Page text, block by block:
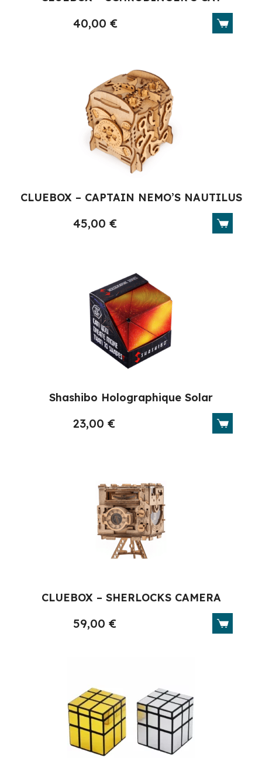
40,00€
CLUEBOX – CAPTAIN NEMO’S NAUTILUS
45,00€
Shashibo Holographique Solar
23,00€
CLUEBOX – SHERLOCKS CAMERA
59,00€